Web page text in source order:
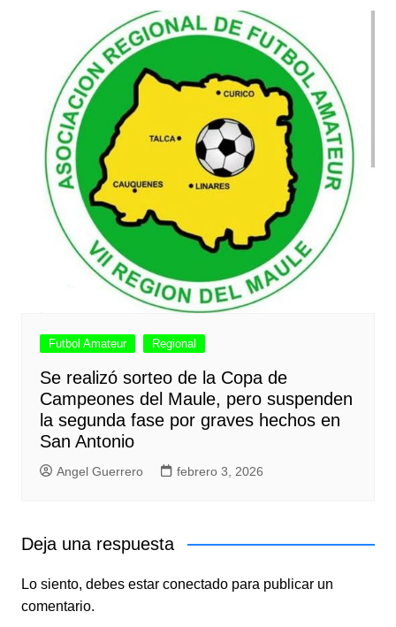
Futbol Amateur Regional
Se realizó sorteo de la Copa de
Campeones del Maule, pero suspenden
la segunda fase por graves hechos en
San Antonio
Angel Guerrero febrero 3, 2026
Deja una respuesta
Lo siento, debes estar conectadopara publicar un
comentario.